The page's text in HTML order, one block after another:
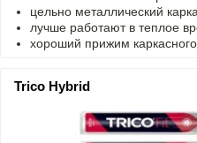
цельно металлический
лучше работают в теплое
хороший прижим каркасного
Trico Hybrid